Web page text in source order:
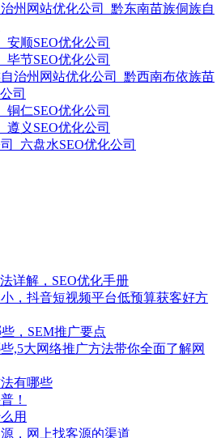
州网站优化公司_黔东南苗族侗族自
安顺SEO优化公司
毕节SEO优化公司
治州网站优化公司_黔西南布依族苗
司
铜仁SEO优化公司
遵义SEO优化公司
_六盘水SEO优化公司
详解，SEO优化手册
，抖音短视频平台低预算获客好方
，SEM推广要点
,5大网络推广方法带你全面了解网
有哪些
！
用
，网上找客源的渠道